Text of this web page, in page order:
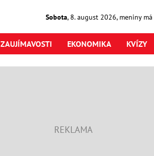
Sobota, 8. august2026, meniny má
ZAUJÍMAVOSTI EKONOMIKA KVÍZY